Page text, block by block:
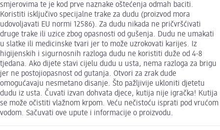
smjerovima te je kod prve naznake oštećenja odmah baciti.
Koristiti isključivo specijalne trake za dudu (proizvod mora
udovoljavati EU normi 12586). Za dudu nikada ne pričvršćivati
druge trake ili uzice zbog opasnosti od gušenja. Dudu ne umakati
u slatke ili medicinske tvari jer to može uzrokovati karijes. Iz
higijenskih i sigurnosnih razloga dudu ne koristiti duže od 4-8
tjedana. Ako dijete stavi cijelu dudu u usta, nema razloga za brigu
jer ne postojiopasnost od gutanja. Otvori za zrak dude
omogućavaju nesmetano disanje. Što pažljivije ukloniti djetetu
dudu iz usta. Čuvati izvan dohvata djece, kutija nije igračka! Kutija
se može očistiti vlažnom krpom. Veću nečistoću isprati pod vrućom
vodom. Sačuvati ove upute i informacije o proizvodu.